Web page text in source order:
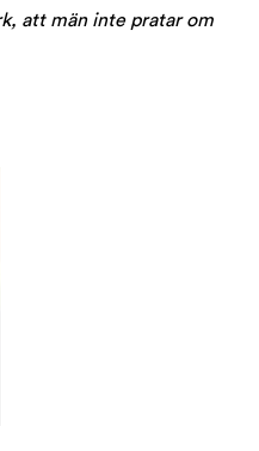
att män inte pratar om